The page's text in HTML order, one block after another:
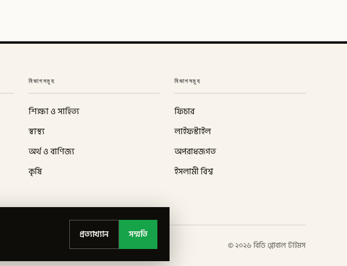
বিভাগসমূহ
শিক্ষা ও সাহিত্য
স্বাস্থ্য
অর্থ ও বাণিজ্য
কৃষি
বিভাগসমূহ
ফিচার
লাইফস্টাইল
অপরাধজগত
ইসলামী বিশ্ব
©২০২৬ বিডি গ্লোবাল টাইমস
প্রত্যাখ্যান সম্মতি